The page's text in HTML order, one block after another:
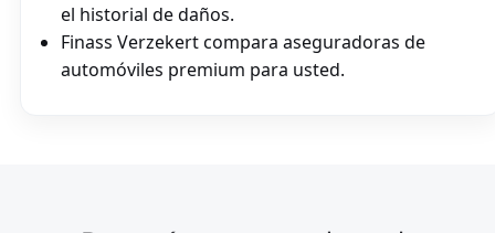
el historial de daños.
Finass Verzekert compara aseguradoras de
automóviles premium para usted.